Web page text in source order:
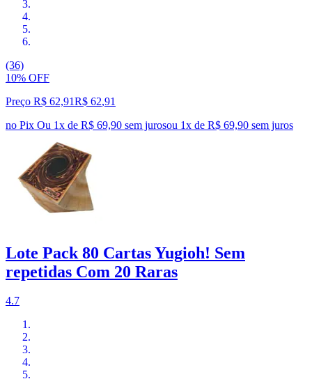
(36)
10% OFF
Preço R$ 62,91R$ 62,91
no Pix Ou 1x de R$ 69,90 sem jurosou 1x de R$ 69,90 sem juros
Lote Pack 80 Cartas Yugioh! Sem
repetidas Com 20 Raras
4.7